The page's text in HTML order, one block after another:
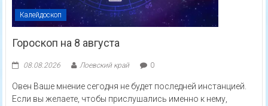
Калейдоскоп
Гороскоп на 8 августа
08.08.2026 Лоевский край 0
Овен Ваше мнение сегодня не будет последней инстанцией.
Если вы желаете, чтобы прислушались именно к нему,